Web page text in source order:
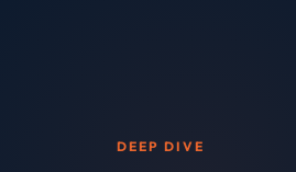
DEEP DIVE